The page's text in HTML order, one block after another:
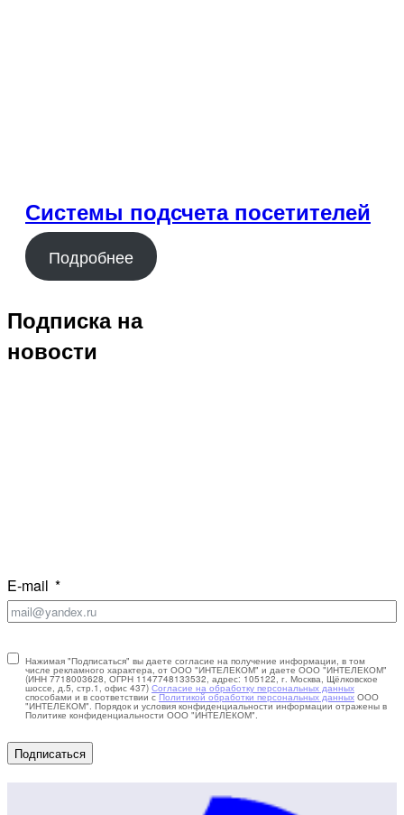
Системы подсчета посетителей
Подробнее
Подписка на
новости
E-mail
Нажимая "Подписаться" вы даете согласие на получение информации, в том
числе рекламного характера, от ООО "ИНТЕЛЕКОМ" и даете ООО "ИНТЕЛЕКОМ"
(ИНН 7718003628, ОГРН 1147748133532, адрес: 105122, г. Москва, Щёлковское
шоссе, д.5, стр.1, офис 437) Согласие на обработку персональных данных
способами и в соответствии сПолитикой обработки персональных данных ООО
"ИНТЕЛЕКОМ". Порядок и условия конфиденциальности информации отражены в
Политике конфиденциальности ООО "ИНТЕЛЕКОМ".
Подписаться